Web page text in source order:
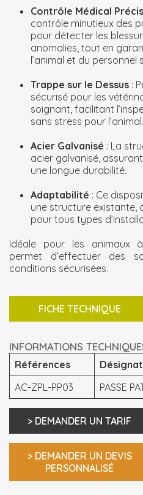
Contrôle Médical Précis
contrôle minutieux des
pour détecter les
anomalies, tout en
l’animal et du personnel
Trappe sur le Dessus :
sécurisé pour les
soignant, facilitant
sans stress pour l’animal.
Acier Galvanisé : La
acier galvanisé,
une longue durabilité.
Adaptabilité : Ce
une structure existante,
pour tous types
Idéale pour les animaux
permet d’effectuer des
conditions sécurisées.
FICHE TECHNIQUE
INFORMATIONS
Références
AC-ZPL-PP03
PASSE
> DEMANDER UN TARIF
> DEMANDER UN DEVIS
PERSONNALISÉ